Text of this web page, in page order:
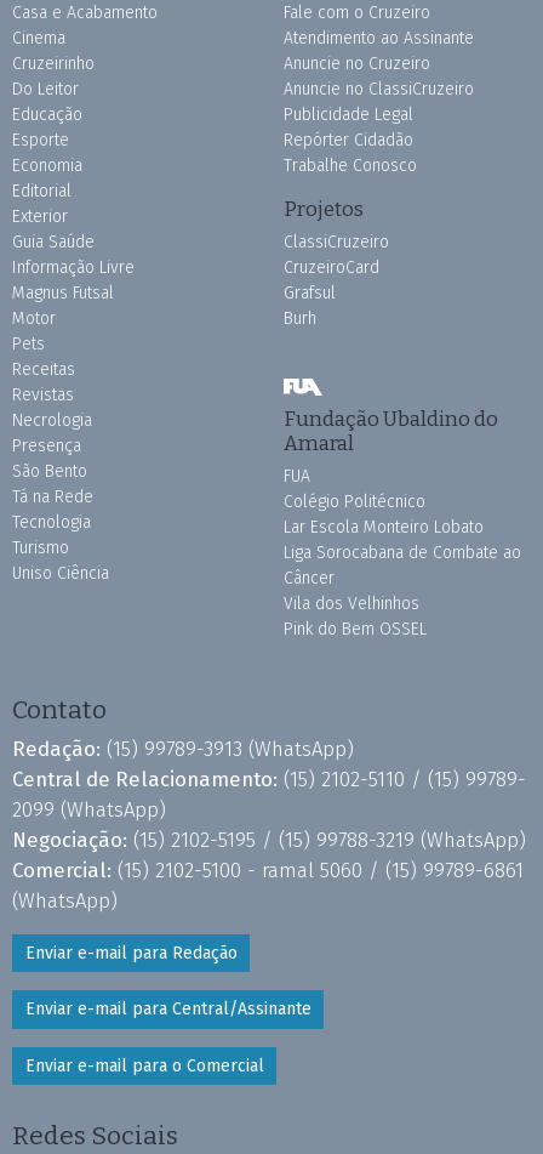
Casa e Acabamento
Cinema
Cruzeirinho
Do Leitor
Educação
Esporte
Economia
Editorial
Exterior
Guia Saúde
Informação Livre
Magnus Futsal
Motor
Pets
Receitas
Revistas
Necrologia
Presença
São Bento
Tá na Rede
Tecnologia
Turismo
Uniso Ciência
Fale com o Cruzeiro
Atendimento ao Assinante
Anuncie no Cruzeiro
Anuncie no ClassiCruzeiro
Publicidade Legal
Repórter Cidadão
Trabalhe Conosco
Projetos
ClassiCruzeiro
CruzeiroCard
Grafsul
Burh
Fundação Ubaldino do
Amaral
FUA
Colégio Politécnico
Lar Escola Monteiro Lobato
Liga Sorocabana de Combate ao
Câncer
Vila dos Velhinhos
Pink do Bem OSSEL
Contato
Redação: (15) 99789-3913 (WhatsApp)
Central de Relacionamento: (15) 2102-5110 / (15) 99789-
2099 (WhatsApp)
Negociação: (15) 2102-5195 / (15) 99788-3219 (WhatsApp)
Comercial: (15) 2102-5100 - ramal 5060 / (15) 99789-6861
(WhatsApp)
Enviar e-mail para Redação
Enviar e-mail para Central/Assinante
Enviar e-mail para o Comercial
Redes Sociais